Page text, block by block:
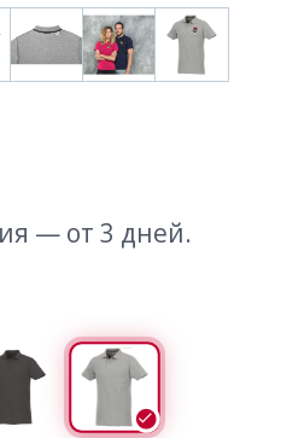
— от 3 дней.